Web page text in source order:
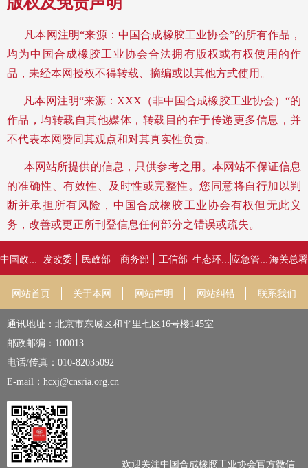
凡本网注明“来源：中国合成橡胶工业协会”的所有作品，
均为中国合成橡胶工业协会合法拥有版权或有权使用的作
品，未经本网授权不得转载、摘编或以其他方式使用。
凡本网注明“来源：XXX（非中国合成橡胶工业协会）“的
作品，均转载自其他媒体，转载目的在于传递更多信息，并
不代表本网赞同其观点和对其真实性负责。
本网站所提供的信息，只供参考之用。本网站不保证信息
的准确性、有效性、及时性或完整性。您同意将自行加以判
断并承担所有风险，中国合成橡胶工业协会有权但无此义
务，改善或更正所刊登信息任何部分之错误或疏失。
通讯地址：北京市东城区和平里七区16号楼145室
邮政邮编：100013
电话/传真：010-82035092
E-mail：hcxj@cnsria.org.cn
欢迎关注中国合成橡胶工业协会官方微信
中国政府网 发改委 民政部 商务部 工信部 生态环境部 应急管理部 海关总署
网站首页 关于本网 网站声明 网站纠错 联系我们